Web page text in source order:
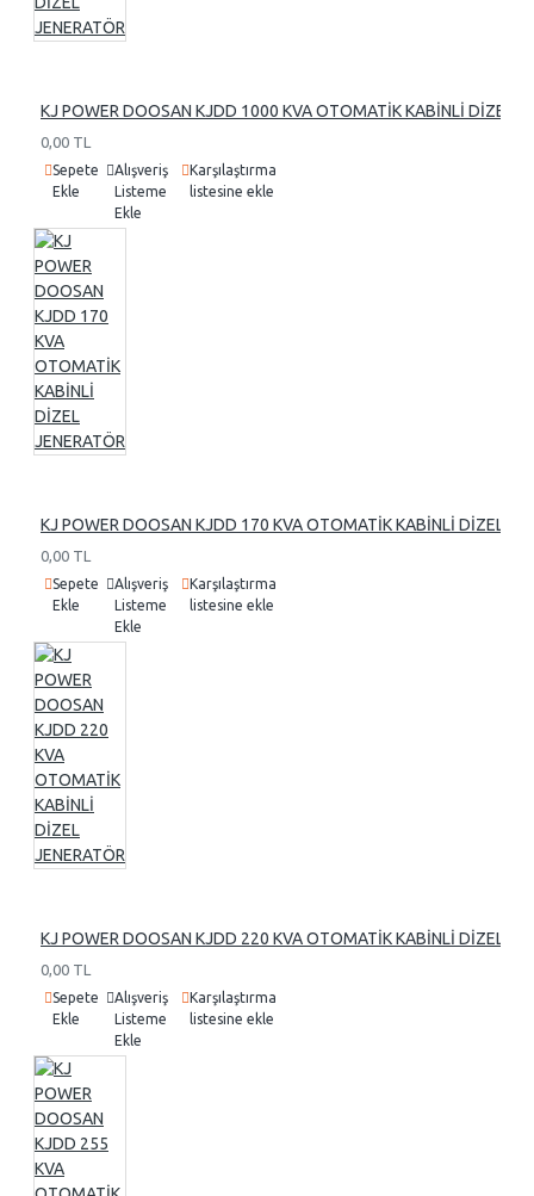
KJ POWER DOOSAN KJDD 1000 KVA OTOMATİK KABİNLİ DİZEL
0,00 TL
Sepete
Ekle
Alışveriş
Listeme
Ekle
Karşılaştırma
listesine ekle
KJ POWER DOOSAN KJDD 170 KVA OTOMATİK KABİNLİ DİZEL
0,00 TL
Sepete
Ekle
Alışveriş
Listeme
Ekle
Karşılaştırma
listesine ekle
KJ POWER DOOSAN KJDD 220 KVA OTOMATİK KABİNLİ DİZEL
0,00 TL
Sepete
Ekle
Alışveriş
Listeme
Ekle
Karşılaştırma
listesine ekle